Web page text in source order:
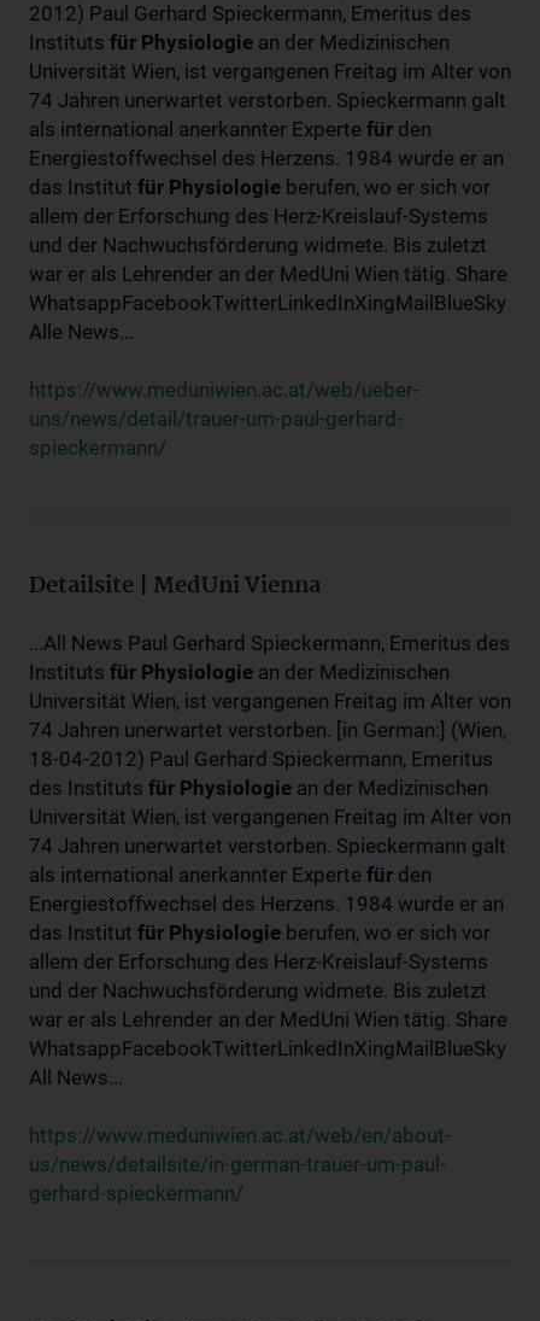
2012) Paul Gerhard Spieckermann, Emeritus des
Instituts für Physiologie an der Medizinischen
Universität Wien, ist vergangenen Freitag im Alter von
74 Jahren unerwartet verstorben. Spieckermann galt
als international anerkannter Experte für den
Energiestoffwechsel des Herzens. 1984 wurde er an
das Institut für Physiologie berufen, wo er sich vor
allem der Erforschung des Herz-Kreislauf-Systems
und der Nachwuchsförderung widmete. Bis zuletzt
war er als Lehrender an der MedUni Wien tätig. Share
WhatsappFacebookTwitterLinkedInXingMailBlueSky
Alle News...
https://www.meduniwien.ac.at/web/ueber-
uns/news/detail/trauer-um-paul-gerhard-
spieckermann/
Detailsite | MedUni Vienna
...All News Paul Gerhard Spieckermann, Emeritus des
Instituts für Physiologie an der Medizinischen
Universität Wien, ist vergangenen Freitag im Alter von
74 Jahren unerwartet verstorben. [in German:] (Wien,
18-04-2012) Paul Gerhard Spieckermann, Emeritus
des Instituts für Physiologie an der Medizinischen
Universität Wien, ist vergangenen Freitag im Alter von
74 Jahren unerwartet verstorben. Spieckermann galt
als international anerkannter Experte für den
Energiestoffwechsel des Herzens. 1984 wurde er an
das Institut für Physiologie berufen, wo er sich vor
allem der Erforschung des Herz-Kreislauf-Systems
und der Nachwuchsförderung widmete. Bis zuletzt
war er als Lehrender an der MedUni Wien tätig. Share
WhatsappFacebookTwitterLinkedInXingMailBlueSky
All News...
https://www.meduniwien.ac.at/web/en/about-
us/news/detailsite/in-german-trauer-um-paul-
gerhard-spieckermann/